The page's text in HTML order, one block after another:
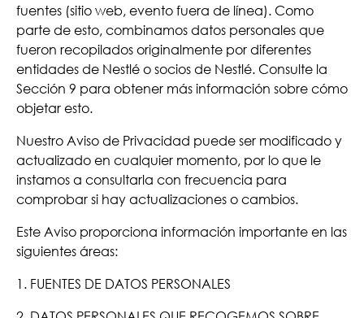
fuentes (sitio web, evento fuera de línea). Como
parte de esto, combinamos datos personales que
fueron recopilados originalmente por diferentes
entidades de Nestlé o socios de Nestlé. Consulte la
Sección 9 para obtener más información sobre cómo
objetar esto.
Nuestro Aviso de Privacidad puede ser modificado y
actualizado en cualquier momento, por lo que le
instamos a consultarla con frecuencia para
comprobar si hay actualizaciones o cambios.
Este Aviso proporciona información importante en las
siguientes áreas:
1. FUENTES DE DATOS PERSONALES